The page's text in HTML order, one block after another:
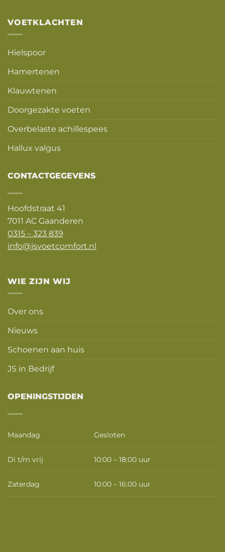
VOETKLACHTEN
Hielspoor
Hamertenen
Klauwtenen
Doorgezakte voeten
Overbelaste achillespees
Hallux valgus
CONTACTGEGEVENS
Hoofdstraat 41
7011 AC Gaanderen
0315 – 323 839
info@jsvoetcomfort.nl
WIE ZIJN WIJ
Over ons
Nieuws
Schoenen aan huis
JS in Bedrijf
OPENINGSTIJDEN
Maandag Gesloten
Di t/m vrij 10:00 – 18:00 uur
Zaterdag 10:00 – 16:00 uur